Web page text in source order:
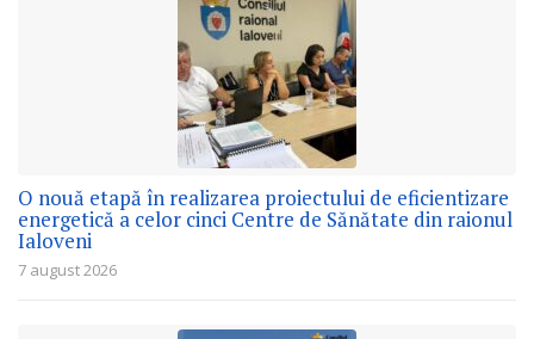
O nouă etapă în realizarea proiectului de eficientizare
energetică a celor cinci Centre de Sănătate din raionul
Ialoveni
7 august 2026